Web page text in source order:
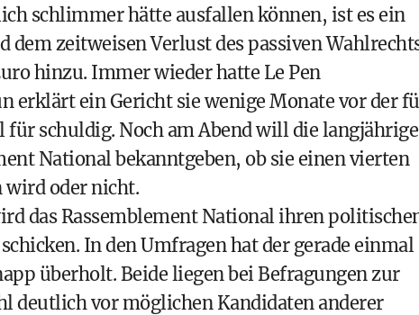
schlimmer hätte ausfallen können, ist es ein
dem zeitweisen Verlust des passiven
hinzu. Immer wieder hatte Le Pen
erklärt ein Gericht sie wenige Monate vor der
schuldig. Noch am Abend will die langjährige
National bekanntgeben, ob sie einen vierten
wird oder nicht.
das Rassemblement National ihren
In den Umfragen hat der gerade einmal
überholt. Beide liegen bei Befragungen zur
deutlich vor möglichen Kandidaten anderer